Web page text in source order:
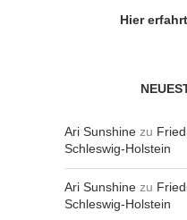
Hier
Ari Sunshine zu
Schleswig-Holstein
Ari Sunshine zu
Schleswig-Holstein